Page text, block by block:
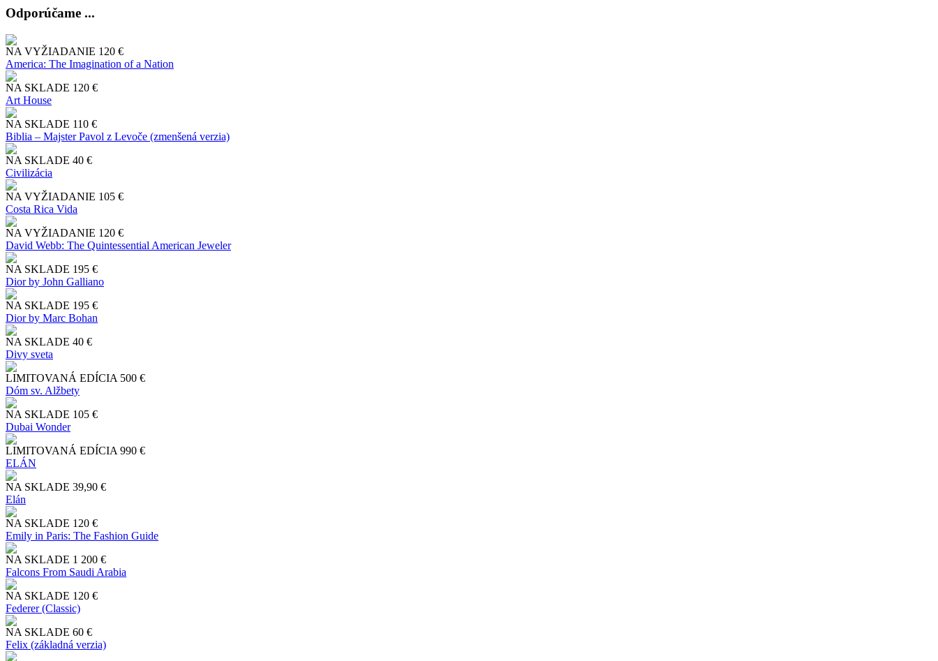
Odporúčame ...
NA VYŽIADANIE 120 €
America: The Imagination of a Nation
NA SKLADE 120 €
Art House
NA SKLADE 110 €
Biblia – Majster Pavol z Levoče (zmenšená verzia)
NA SKLADE 40 €
Civilizácia
NA VYŽIADANIE 105 €
Costa Rica Vida
NA VYŽIADANIE 120 €
David Webb: The Quintessential American Jeweler
NA SKLADE 195 €
Dior by John Galliano
NA SKLADE 195 €
Dior by Marc Bohan
NA SKLADE 40 €
Divy sveta
LIMITOVANÁ EDÍCIA 500 €
Dóm sv. Alžbety
NA SKLADE 105 €
Dubai Wonder
LIMITOVANÁ EDÍCIA 990 €
ELÁN
NA SKLADE 39,90 €
Elán
NA SKLADE 120 €
Emily in Paris: The Fashion Guide
NA SKLADE 1 200 €
Falcons From Saudi Arabia
NA SKLADE 120 €
Federer (Classic)
NA SKLADE 60 €
Felix (základná verzia)